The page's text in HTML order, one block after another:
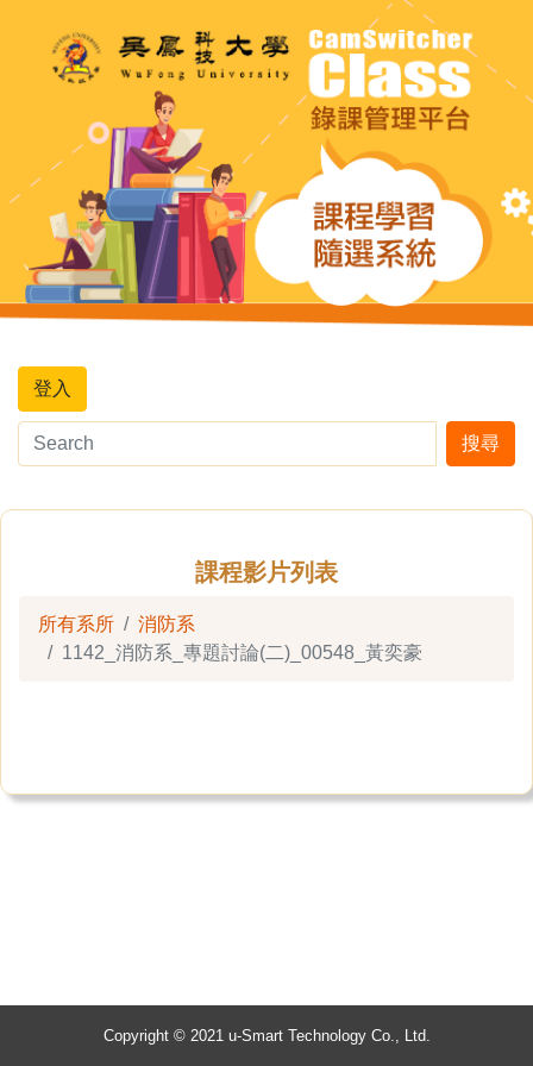
登入
搜尋
課程影片列表
所有系所
消防系
1142_消防系_專題討論(二)_00548_黃奕豪
Copyright © 2021 u-Smart Technology Co., Ltd.